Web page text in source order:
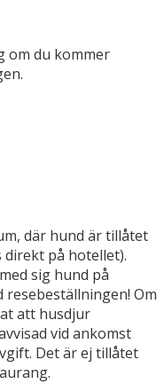
om du kommer
där hund är tillåtet
direkt på hotellet).
sig hund på
Om
att husdjur
vid ankomst
Det är ej tillåtet